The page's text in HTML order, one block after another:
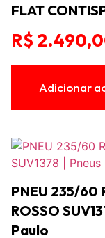
FLAT
R$
Adicionar
PNEU 235/60
ROSSO
Paulo